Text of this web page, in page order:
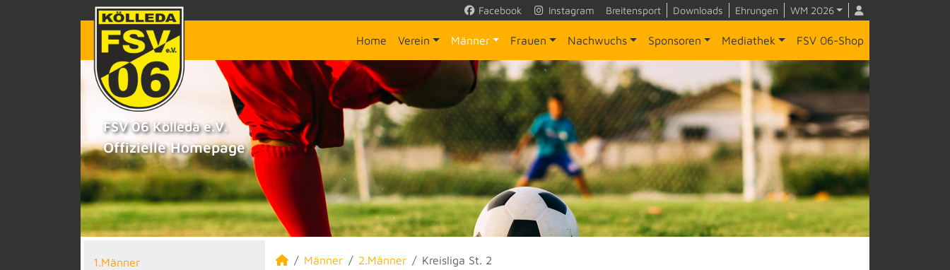
Facebook Instagram Breitensport Downloads Ehrungen WM 2026
Home Verein Männer Frauen Nachwuchs Sponsoren Mediathek FSV 06-Shop
FSV 06 Kölleda e.V.
Offizielle Homepage
1.Männer Männer 2.Männer Kreisliga St. 2